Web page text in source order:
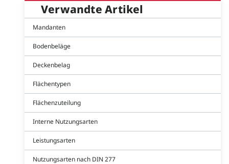
Verwandte Artikel
Mandanten
Bodenbeläge
Deckenbelag
Flächentypen
Flächenzuteilung
Interne Nutzungsarten
Leistungsarten
Nutzungsarten nach DIN 277